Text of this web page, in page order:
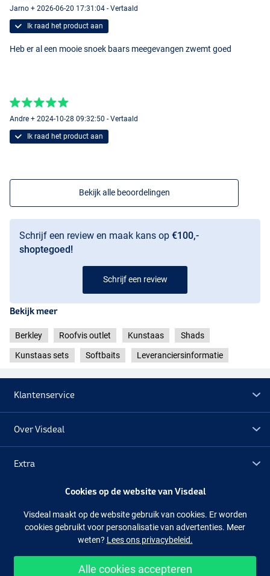
Jarno + 2026-06-20 17:31:04 - Vertaald
Ik raad het product aan
Heb er al een mooie snoek baars meegevangen zwemt goed
Andre + 2024-10-28 09:32:50 - Vertaald
Ik raad het product aan
Bekijk alle beoordelingen
Schrijf een review en maak kans op €100,-
shoptegoed!
Schrijf een review
Bekijk meer
Berkley Roofvis outlet Kunstaas Shads
Kunstaas sets Softbaits Leveranciersinformatie
Klantenservice
Over Visdeal
Extra
Facebook Instagram
Cookies op de website van Visdeal
Visdeal maakt op de website gebruik van cookies. Er worden
cookies gebruikt voor personalisatie van advertenties. Meer
weten? Lees ons privacybeleid.
Alle cookies accepteren